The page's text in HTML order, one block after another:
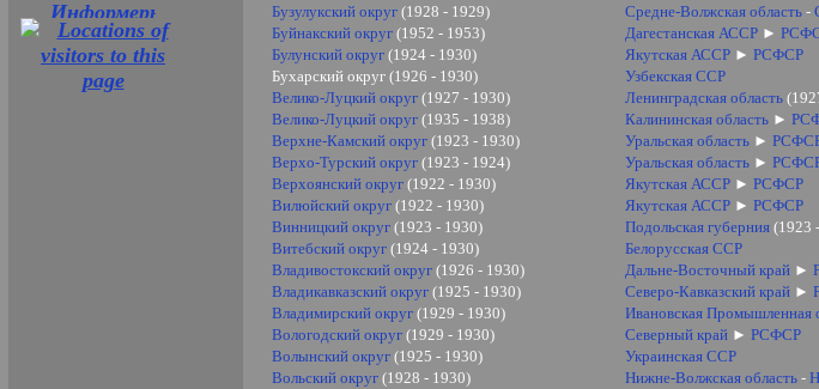
Бузулукский округ (1928 - 1929) Средне-Волжская область -
Буйнакский округ (1952 - 1953) Дагестанская АССР ►
Булунский округ (1924 - 1930) Якутская АССР ► РСФСР
Бухарский округ (1926 - 1930)
Узбекская ССР
Велико-Луцкий округ (1927 - 1930) Ленинградская область
Велико-Луцкий округ (1935 - 1938) Калининская область ►
Верхне-Камский округ (1923 - 1930) Уральская область ►
Верхо-Турский округ (1923 - 1924) Уральская область ►
Верхоянский округ (1922 - 1930) Якутская АССР ► РСФСР
Вилюйский округ (1922 - 1930) Якутская АССР ► РСФСР
Винницкий округ (1923 - 1930) Подольская губерния (1923
Витебский округ (1924 - 1930)
Белорусская ССР
Владивостокский округ (1926 - 1930) Дальне-Восточный край ►
Владикавказский округ (1925 - 1930) Северо-Кавказский край ►
Владимирский округ (1929 - 1930) Ивановская Промышленная
Вологодский округ (1929 - 1930) Северный край ► РСФСР
Волынский округ (1925 - 1930)
Украинская ССР
Вольский округ (1928 - 1930) Нижне-Волжская область -